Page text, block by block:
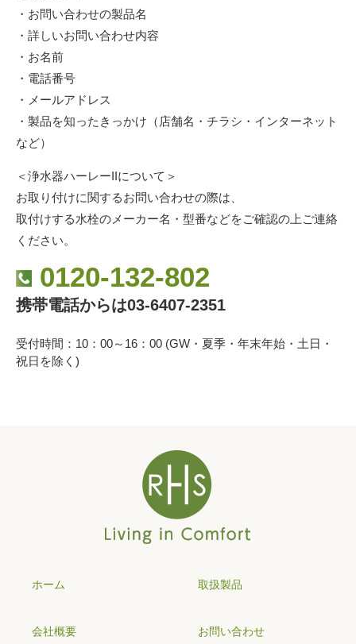
・お問い合わせの製品名
・詳しいお問い合わせ内容
・お名前
・電話番号
・メールアドレス
・製品を知ったきっかけ（店舗名・チラシ・インターネット
など）
＜浄水器ハーレーIIについて＞
お取り付けに関するお問い合わせの際は、
取付けする水栓のメーカー名・型番などをご確認の上ご連絡
ください。
0120-132-802
携帯電話からは03-6407-2351
受付時間：10：00～16：00 (GW・夏季・年末年始・土日・
祝日を除く)
ホーム 取扱製品
会社概要 お問い合わせ